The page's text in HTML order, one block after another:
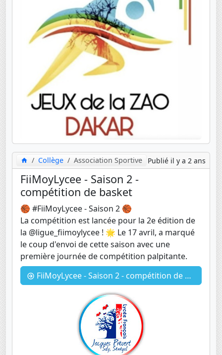
Collège Association Sportive Publié il y a 2 ans
FiiMoyLycee - Saison 2 -
compétition de basket
🏀 #FiiMoyLycee - Saison 2 🏀
La compétition est lancée pour la 2e édition de
la @ligue_fiimoylycee ! 🌟 Le 17 avril, a marqué
le coup d'envoi de cette saison avec une
première journée de compétition palpitante.
FiiMoyLycee - Saison 2 - compétition de basket